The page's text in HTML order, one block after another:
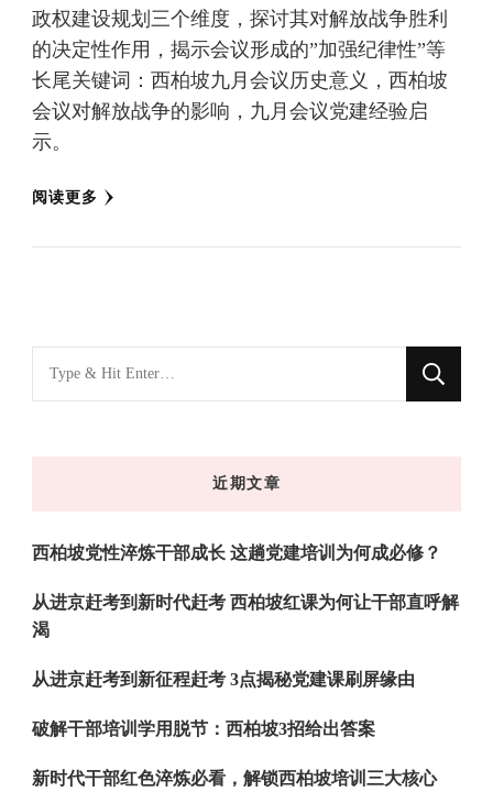
政权建设规划三个维度，探讨其对解放战争胜利
的决定性作用，揭示会议形成的”加强纪律性”等
长尾关键词：西柏坡九月会议历史意义，西柏坡
会议对解放战争的影响，九月会议党建经验启
示。
阅读更多
找
什
近期文章
西柏坡党性淬炼干部成长 这趟党建培训为何成必修？
从进京赶考到新时代赶考 西柏坡红课为何让干部直呼解
渴
从进京赶考到新征程赶考 3点揭秘党建课刷屏缘由
破解干部培训学用脱节：西柏坡3招给出答案
新时代干部红色淬炼必看，解锁西柏坡培训三大核心